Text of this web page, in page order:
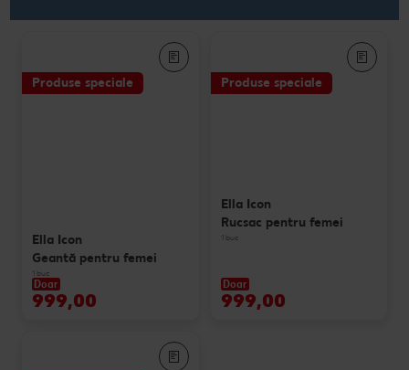
Produse speciale
Ella Icon
Geantă pentru femei
1 buc
Doar
999,00
Produse speciale
Ella Icon
Rucsac pentru femei
1 buc
Doar
999,00